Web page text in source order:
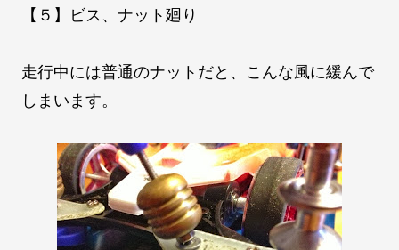
【５】ビス、ナット廻り
走行中には普通のナットだと、こんな風に緩んで
しまいます。